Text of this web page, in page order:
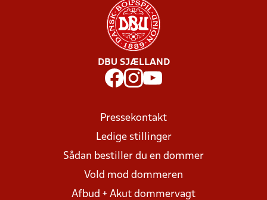
DBU SJÆLLAND
Pressekontakt
Ledige stillinger
Sådan bestiller du en dommer
Vold mod dommeren
Afbud + Akut dommervagt